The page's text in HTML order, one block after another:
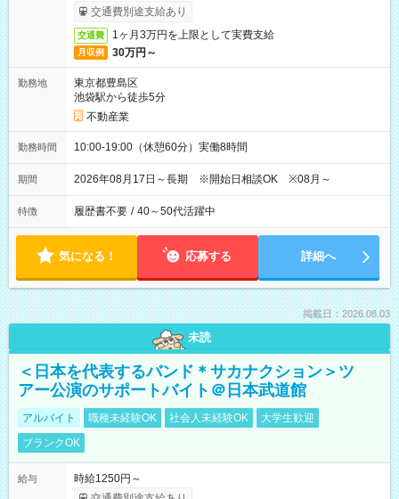
交通費別途支給あり
交通費 1ヶ月3万円を上限として実費支給
月収例 30万円～
勤務地
東京都豊島区
池袋駅から徒歩5分
不動産業
勤務時間 10:00-19:00（休憩60分）実働8時間
期間 2026年08月17日～長期 ※開始日相談OK ※08月～
特徴 履歴書不要 / 40～50代活躍中
気になる！ 応募する 詳細へ
掲載日：2026.08.03
未読
＜日本を代表するバンド＊サカナクション＞ツ
アー公演のサポートバイト＠日本武道館
アルバイト 職種未経験OK 社会人未経験OK
大学生歓迎
ブランクOK
給与
時給1250円～